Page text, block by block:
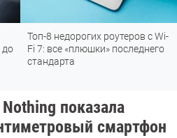
роутеров с Wi-
последнего
Подпишись на
мессенджере
показала
смартфон